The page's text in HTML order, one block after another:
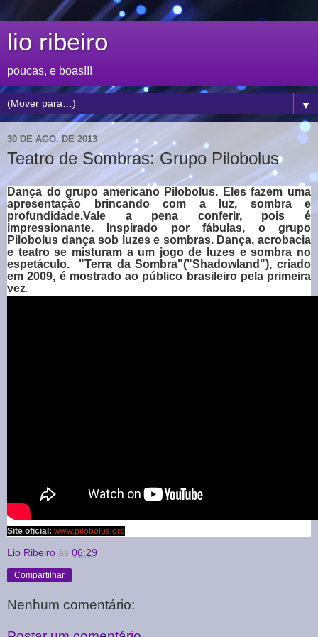
lio ribeiro
poucas, e boas!!!
▼
30 DE AGO. DE 2013
Teatro de Sombras: Grupo Pilobolus
Dança do grupo americano Pilobolus. Eles fazem uma
apresentação brincando com a luz, sombra e
profundidade.Vale a pena conferir, pois é
impressionante.
Inspirado por fábulas, o grupo
Pilobolus dança sob luzes e sombras. Dança, acrobacia
e teatro se misturam a um jogo de luzes e sombra no
espetáculo. "Terra da Sombra"("Shadowland"), criado
em 2009, é mostrado ao público brasileiro pela primeira
vez
Site oficial: www.pilobolus.org
Lio Ribeiro às 06:29
Compartilhar
Nenhum comentário: